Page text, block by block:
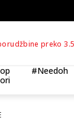
preko
#Needoh